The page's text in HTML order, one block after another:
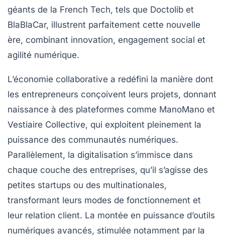
géants de la French Tech, tels que Doctolib et
BlaBlaCar, illustrent parfaitement cette nouvelle
ère, combinant innovation, engagement social et
agilité numérique.
L’économie collaborative a redéfini la manière dont
les entrepreneurs conçoivent leurs projets, donnant
naissance à des plateformes comme ManoMano et
Vestiaire Collective, qui exploitent pleinement la
puissance des communautés numériques.
Parallèlement, la digitalisation s’immisce dans
chaque couche des entreprises, qu’il s’agisse des
petites startups ou des multinationales,
transformant leurs modes de fonctionnement et
leur relation client. La montée en puissance d’outils
numériques avancés, stimulée notamment par la